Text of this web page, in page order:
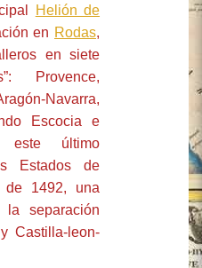
Helión de
en Rodas,
en siete
Provence,
Navarra,
Escocia e
este último
Estados de
de 1492, una
separación
Castilla-leon-